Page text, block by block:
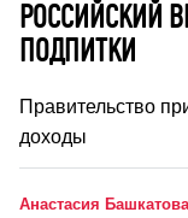
РОССИЙСКИЙ
ПОДПИТКИ
Правительство
доходы
Анастасия Башкатова